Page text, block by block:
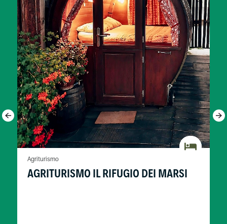
Agriturismo
AGRITURISMO IL RIFUGIO DEI MARSI